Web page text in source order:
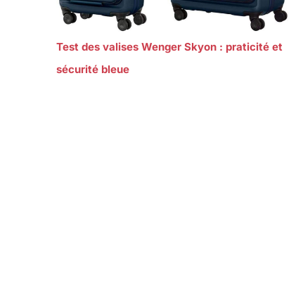
Test des valises Wenger Skyon : praticité et
sécurité bleue